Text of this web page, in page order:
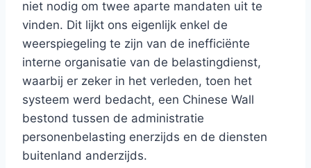
niet nodig om twee aparte mandaten uit te
vinden. Dit lijkt ons eigenlijk enkel de
weerspiegeling te zijn van de inefficiënte
interne organisatie van de belastingdienst,
waarbij er zeker in het verleden, toen het
systeem werd bedacht, een Chinese Wall
bestond tussen de administratie
personenbelasting enerzijds en de diensten
buitenland anderzijds.